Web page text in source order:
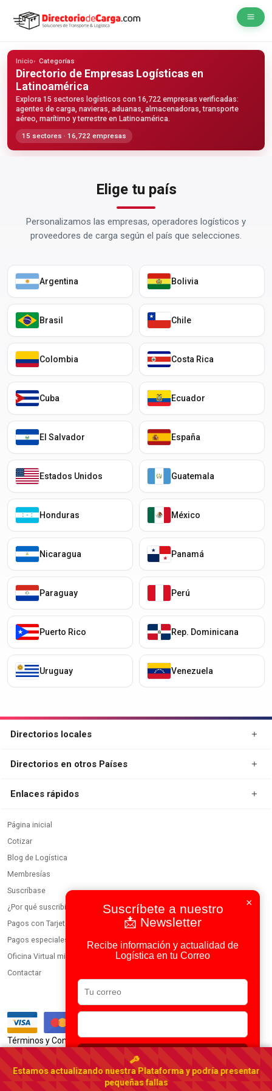
Inicio Categorías
Directorio de Empresas Logísticas en
Latinoamérica
Explora 15 sectores logísticos con 16,722 empresas verificadas:
agentes de carga, navieras, aduanas, almacenadoras, transporte
aéreo, marítimo y terrestre en Latinoamérica.
15 sectores · 16,722 empresas
Elige tu país
Personalizamos las empresas, operadores logísticos y
proveedores de carga según el país que selecciones.
Argentina Bolivia
Brasil Chile
Colombia Costa Rica
Cuba Ecuador
El Salvador España
Estados Unidos Guatemala
Honduras México
Nicaragua Panamá
Paraguay Perú
Puerto Rico Rep. Dominicana
Uruguay Venezuela
×
Suscríbete a nuestro
📩 Newsletter
Recibe información y actualidad de
Logística en tu Correo
Suscribirse
Directorios locales
Directorios en otros Países
Enlaces rápidos
Página inicial
Cotizar
Blog de Logística
Membresías
Suscríbase
¿Por qué suscribirse?
Pagos con Tarjeta
Pagos especiales
Oficina Virtual miembros
Contactar
Términos y Condiciones|Política de Privacidad
Usamos IA en todos nuestros procesos
Portal Logístico Latinoamericano
Estamos actualizando nuestra Plataforma y podría presentar
pequeñas fallas